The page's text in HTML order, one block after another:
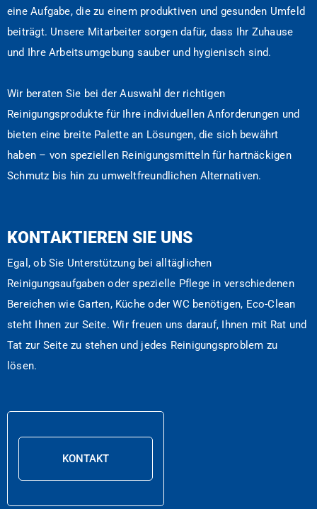
eine Aufgabe, die zu einem produktiven und gesunden Umfeld
beiträgt. Unsere Mitarbeiter sorgen dafür, dass Ihr Zuhause
und Ihre Arbeitsumgebung sauber und hygienisch sind.
Wir beraten Sie bei der Auswahl der richtigen
Reinigungsprodukte für Ihre individuellen Anforderungen und
bieten eine breite Palette an Lösungen, die sich bewährt
haben – von speziellen Reinigungsmitteln für hartnäckigen
Schmutz bis hin zu umweltfreundlichen Alternativen.
KONTAKTIEREN SIE UNS
Egal, ob Sie Unterstützung bei alltäglichen
Reinigungsaufgaben oder spezielle Pflege in verschiedenen
Bereichen wie Garten, Küche oder WC benötigen, Eco-Clean
steht Ihnen zur Seite. Wir freuen uns darauf, Ihnen mit Rat und
Tat zur Seite zu stehen und jedes Reinigungsproblem zu
lösen.
KONTAKT